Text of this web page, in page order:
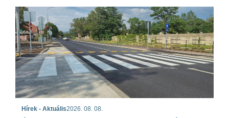
Hírek - Aktuális2026. 08. 08.